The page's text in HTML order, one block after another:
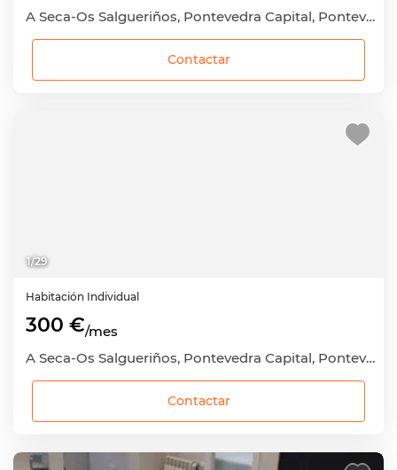
A Seca-Os Salgueriños, Pontevedra Capital, Pontevedra
Contactar
1/29
Habitación Individual
300 €/mes
A Seca-Os Salgueriños, Pontevedra Capital, Pontevedra
Contactar